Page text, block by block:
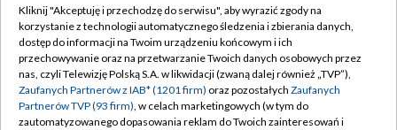
TVP
Abonament TVP
Emisja w TVP
Centrum informacji TVP
Regulamin TVP
Polityka prywatności
Moje zgody
Kliknij "Akceptuję i przechodzę do serwisu", aby wyrazić zgody na
korzystanie z technologii automatycznego śledzenia i zbierania danych,
dostęp do informacji na Twoim urządzeniu końcowym i ich
przechowywanie oraz na przetwarzanie Twoich danych osobowych przez
nas, czyli Telewizję Polską S.A. w likwidacji (zwaną dalej również „TVP”),
Zaufanych Partnerów z IAB* (1201 firm) oraz pozostałych Zaufanych
Partnerów TVP (93 firm), w celach marketingowych (w tym do
zautomatyzowanego dopasowania reklam do Twoich zainteresowań i